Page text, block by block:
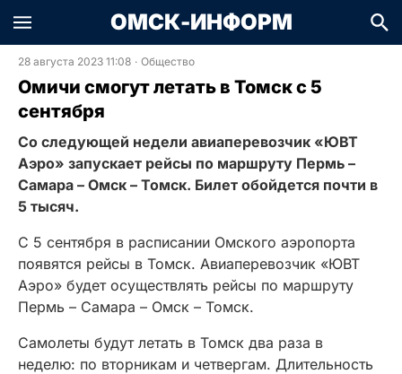
ОМСК-ИНФОРМ
28 августа 2023 11:08 · Общество
Омичи смогут летать в Томск с 5
сентября
Со следующей недели авиаперевозчик «ЮВТ
Аэро» запускает рейсы по маршруту Пермь –
Самара – Омск – Томск. Билет обойдется почти в
5 тысяч.
С 5 сентября в расписании Омского аэропорта
появятся рейсы в Томск. Авиаперевозчик «ЮВТ
Аэро» будет осуществлять рейсы по маршруту
Пермь – Самара – Омск – Томск.
Самолеты будут летать в Томск два раза в
неделю: по вторникам и четвергам. Длительность